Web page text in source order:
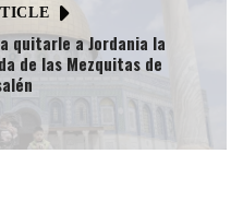
quitarle a Jordania la
de las Mezquitas de